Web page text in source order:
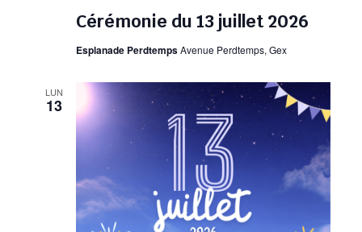
Cérémonie du 13 juillet 2026
Esplanade PerdtempsAvenue Perdtemps, Gex
LUN
13